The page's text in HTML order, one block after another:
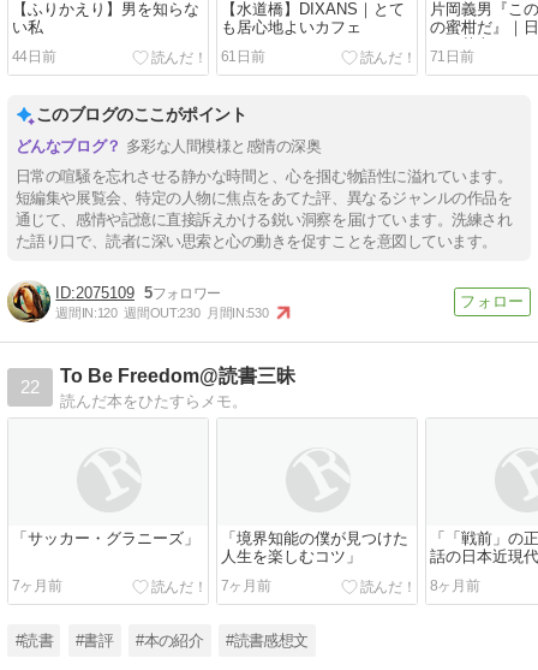
【ふりかえり】男を知らな
い私
44日前
【水道橋】DIXANS｜とて
も居心地よいカフェ
61日前
片岡義男『こ
の蜜柑だ』｜
れる英文
71日前
このブログのここがポイント
多彩な人間模様と感情の深奥
日常の喧騒を忘れさせる静かな時間と、心を掴む物語性に溢れています。
短編集や展覧会、特定の人物に焦点をあてた評、異なるジャンルの作品を
通じて、感情や記憶に直接訴えかける鋭い洞察を届けています。洗練され
た語り口で、読者に深い思索と心の動きを促すことを意図しています。
2075109 5
週間IN:120 週間OUT:230 月間IN:530
22
To Be Freedom@読書三昧
読んだ本をひたすらメモ。
「サッカー・グラニーズ」
7ヶ月前
「境界知能の僕が見つけた
人生を楽しむコツ」
7ヶ月前
「「戦前」の
話の日本近現
8ヶ月前
#読書 #書評 #本の紹介 #読書感想文